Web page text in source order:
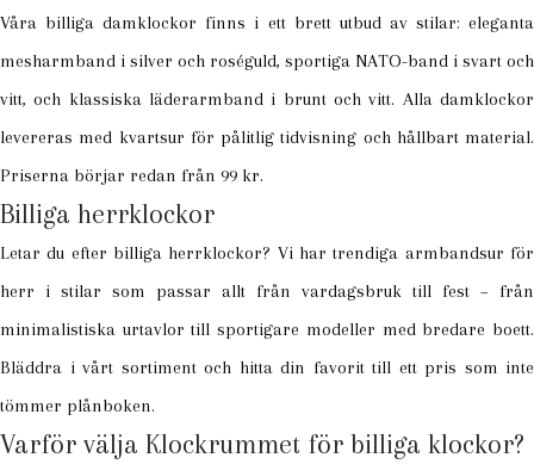
Våra billiga damklockor finns i ett brett utbud av stilar: eleganta
mesharmband i silver och roséguld, sportiga NATO-band i svart och
vitt, och klassiska läderarmband i brunt och vitt. Alla damklockor
levereras med kvartsur för pålitlig tidvisning och hållbart material.
Priserna börjar redan från 99 kr.
Billiga herrklockor
Letar du efter billiga herrklockor? Vi har trendiga armbandsur för
herr i stilar som passar allt från vardagsbruk till fest – från
minimalistiska urtavlor till sportigare modeller med bredare boett.
Bläddra i vårt sortiment och hitta din favorit till ett pris som inte
tömmer plånboken.
Varför välja Klockrummet för billiga klockor?